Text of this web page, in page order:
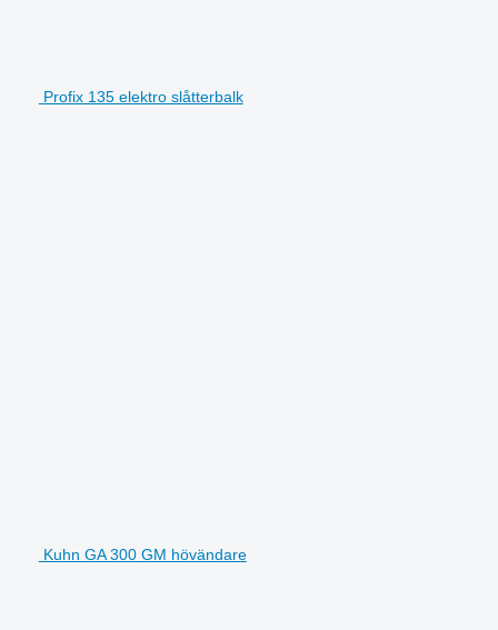
Profix 135 elektro slåtterbalk
Kuhn GA 300 GM hövändare